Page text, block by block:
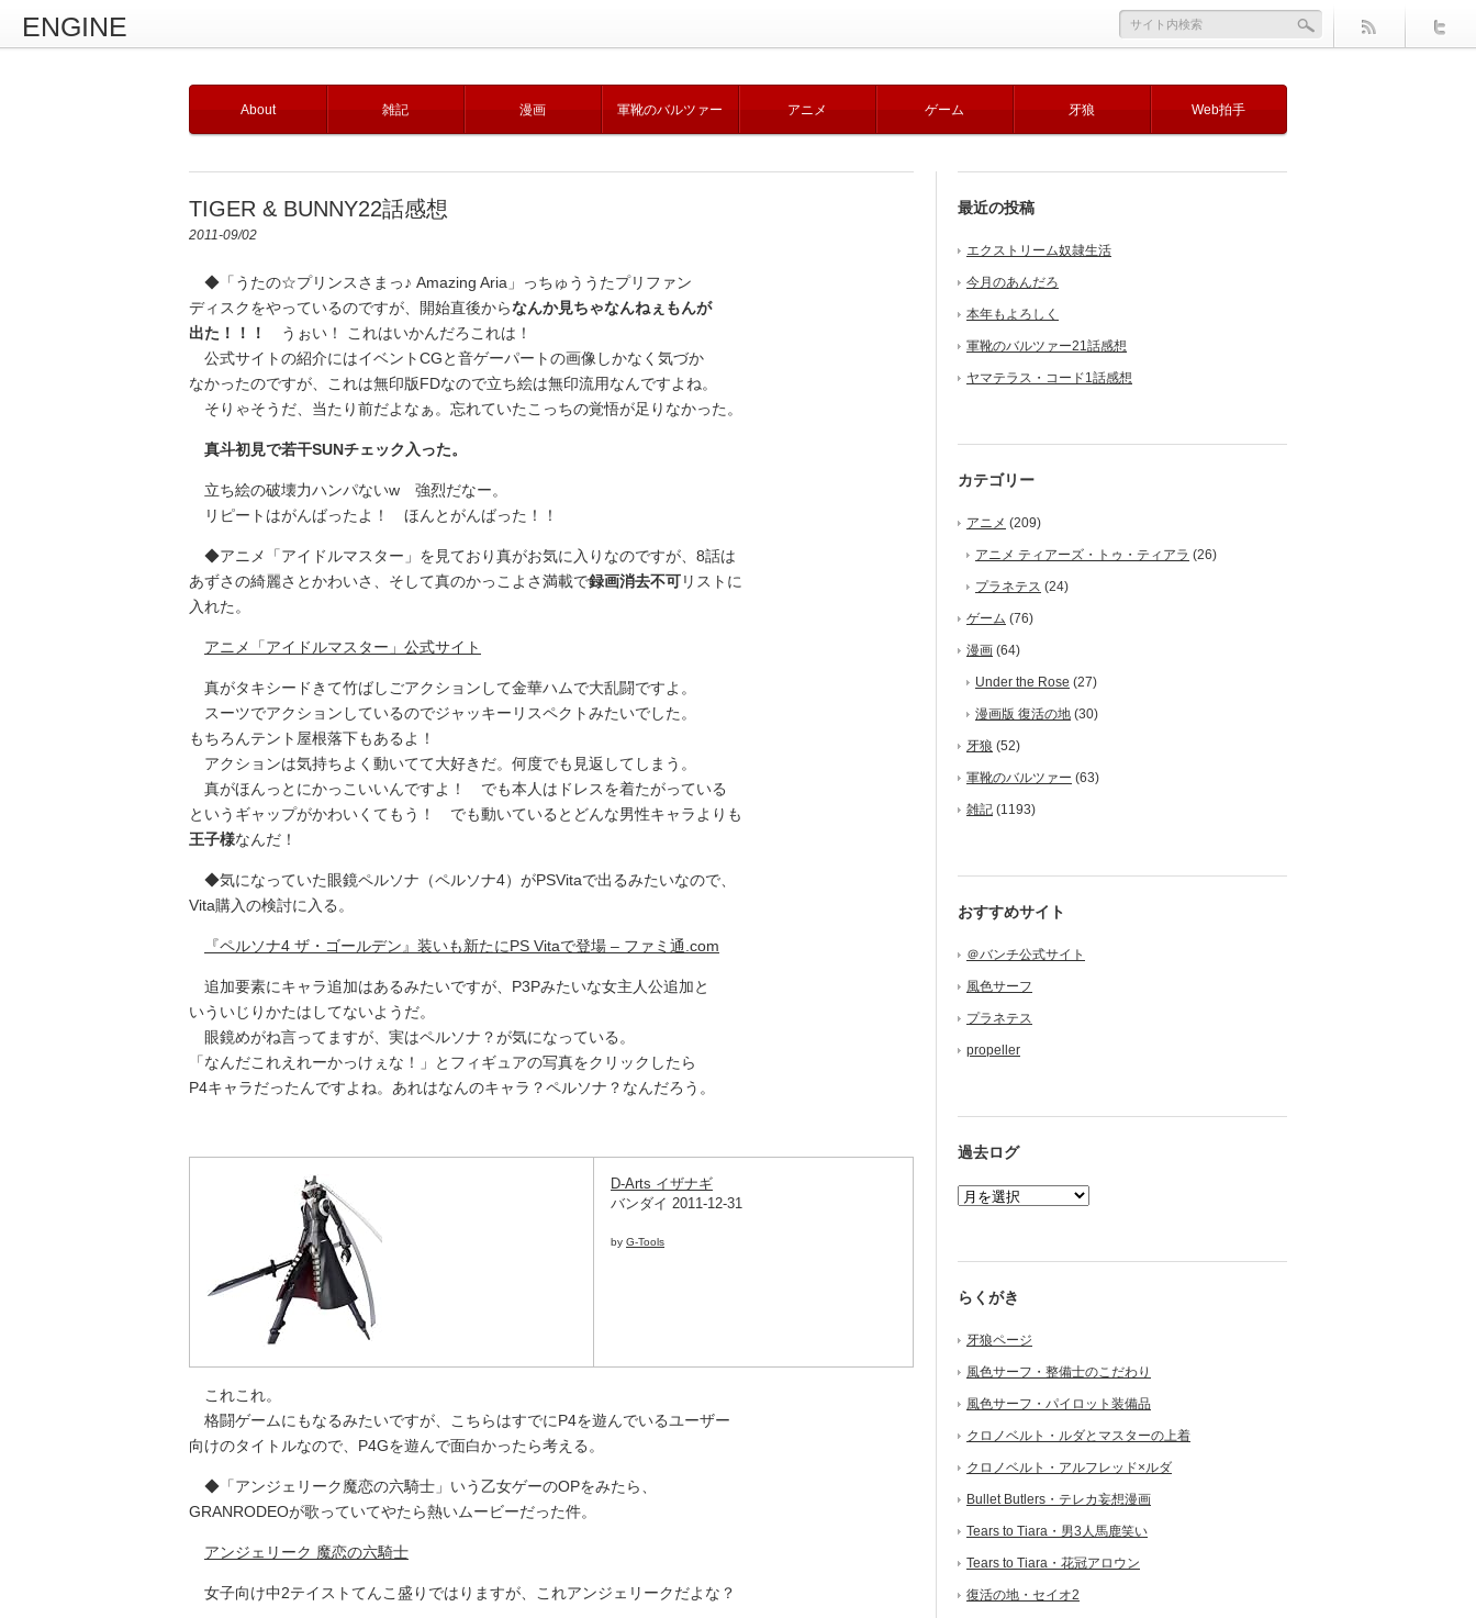
ENGINE
About 雑記 漫画 軍靴のバルツァー アニメ ゲーム 牙狼 Web拍手
TIGER & BUNNY22話感想
2011-09/02
◆「うたの☆プリンスさまっ♪ Amazing Aria」っちゅううたプリファン
ディスクをやっているのですが、開始直後からなんか見ちゃなんねぇもんが
出た！！！
うぉい！ これはいかんだろこれは！
公式サイトの紹介にはイベントCGと音ゲーパートの画像しかなく気づか
なかったのですが、これは無印版FDなので立ち絵は無印流用なんですよね。
そりゃそうだ、当たり前だよなぁ。忘れていたこっちの覚悟が足りなかった。
真斗初見で若干SUNチェック入った。
立ち絵の破壊力ハンパないw 強烈だなー。
リピートはがんばったよ！ ほんとがんばった！！
◆アニメ「アイドルマスター」を見ており真がお気に入りなのですが、8話は
あずさの綺麗さとかわいさ、そして真のかっこよさ満載で録画消去不可リストに
入れた。
アニメ「アイドルマスター」公式サイト
真がタキシードきて竹ばしごアクションして金華ハムで大乱闘ですよ。
スーツでアクションしているのでジャッキーリスペクトみたいでした。
もちろんテント屋根落下もあるよ！
アクションは気持ちよく動いてて大好きだ。何度でも見返してしまう。
真がほんっとにかっこいいんですよ！ でも本人はドレスを着たがっている
というギャップがかわいくてもう！ でも動いているとどんな男性キャラよりも
王子様なんだ！
◆気になっていた眼鏡ペルソナ（ペルソナ4）がPSVitaで出るみたいなので、
Vita購入の検討に入る。
『ペルソナ4 ザ・ゴールデン』装いも新たにPS Vitaで登場 – ファミ通.com
追加要素にキャラ追加はあるみたいですが、P3Pみたいな女主人公追加と
いういじりかたはしてないようだ。
眼鏡めがね言ってますが、実はペルソナ？が気になっている。
「なんだこれえれーかっけぇな！」とフィギュアの写真をクリックしたら
P4キャラだったんですよね。あれはなんのキャラ？ペルソナ？なんだろう。
D-Arts イザナギ
バンダイ 2011-12-31
by G-Tools
これこれ。
格闘ゲームにもなるみたいですが、こちらはすでにP4を遊んでいるユーザー
向けのタイトルなので、P4Gを遊んで面白かったら考える。
◆「アンジェリーク魔恋の六騎士」いう乙女ゲーのOPをみたら、
GRANRODEOが歌っていてやたら熱いムービーだった件。
アンジェリーク 魔恋の六騎士
女子向け中2テイストてんこ盛りではりますが、これアンジェリークだよな？
最近の投稿
エクストリーム奴隷生活
今月のあんだろ
本年もよろしく
軍靴のバルツァー21話感想
ヤマテラス・コード1話感想
カテゴリー
アニメ (209)
アニメ ティアーズ・トゥ・ティアラ (26)
プラネテス (24)
ゲーム (76)
漫画 (64)
Under the Rose (27)
漫画版 復活の地 (30)
牙狼 (52)
軍靴のバルツァー (63)
雑記 (1193)
おすすめサイト
＠バンチ公式サイト
風色サーフ
プラネテス
propeller
過去ログ
らくがき
牙狼ページ
風色サーフ・整備士のこだわり
風色サーフ・パイロット装備品
クロノベルト・ルダとマスターの上着
クロノベルト・アルフレッド×ルダ
Bullet Butlers・テレカ妄想漫画
Tears to Tiara・男3人馬鹿笑い
Tears to Tiara・花冠アロウン
復活の地・セイオ2